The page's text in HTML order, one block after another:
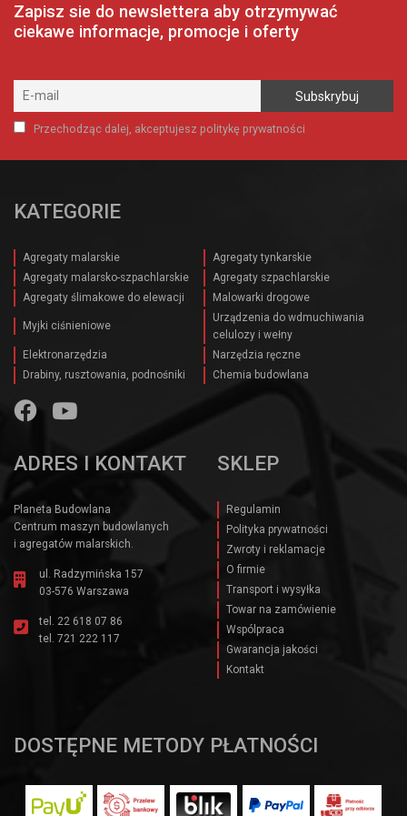
Zapisz sie do newslettera aby otrzymywać
ciekawe informacje, promocje i oferty
Przechodząc dalej, akceptujesz politykę prywatności
KATEGORIE
Agregaty malarskie
Agregaty tynkarskie
Agregaty malarsko-szpachlarskie
Agregaty szpachlarskie
Agregaty ślimakowe do elewacji
Malowarki drogowe
Myjki ciśnieniowe
Urządzenia do wdmuchiwania
celulozy i wełny
Elektronarzędzia
Narzędzia ręczne
Drabiny, rusztowania, podnośniki
Chemia budowlana
ADRES I KONTAKT
Planeta Budowlana
Centrum maszyn budowlanych
i agregatów malarskich.
ul. Radzymińska 157
03-576 Warszawa
tel. 22 618 07 86
tel. 721 222 117
SKLEP
Regulamin
Polityka prywatności
Zwroty i reklamacje
O firmie
Transport i wysyłka
Towar na zamówienie
Wspólpraca
Gwarancja jakości
Kontakt
DOSTĘPNE METODY PŁATNOŚCI